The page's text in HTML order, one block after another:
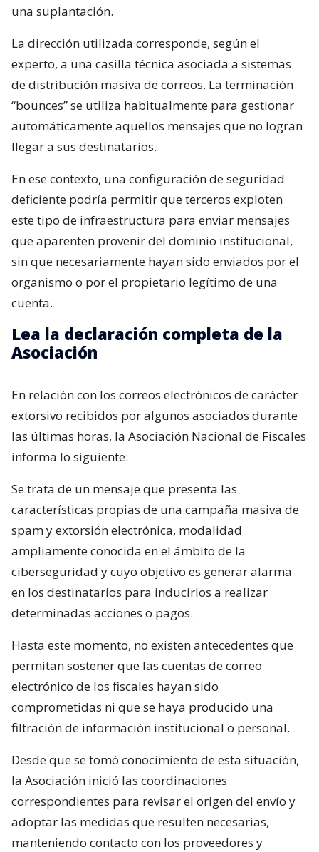
una suplantación.
La dirección utilizada corresponde, según el
experto, a una casilla técnica asociada a sistemas
de distribución masiva de correos. La terminación
“bounces” se utiliza habitualmente para gestionar
automáticamente aquellos mensajes que no logran
llegar a sus destinatarios.
En ese contexto, una configuración de seguridad
deficiente podría permitir que terceros exploten
este tipo de infraestructura para enviar mensajes
que aparenten provenir del dominio institucional,
sin que necesariamente hayan sido enviados por el
organismo o por el propietario legítimo de una
cuenta.
Lea la declaración completa de la
Asociación
En relación con los correos electrónicos de carácter
extorsivo recibidos por algunos asociados durante
las últimas horas, la Asociación Nacional de Fiscales
informa lo siguiente:
Se trata de un mensaje que presenta las
características propias de una campaña masiva de
spam y extorsión electrónica, modalidad
ampliamente conocida en el ámbito de la
ciberseguridad y cuyo objetivo es generar alarma
en los destinatarios para inducirlos a realizar
determinadas acciones o pagos.
Hasta este momento, no existen antecedentes que
permitan sostener que las cuentas de correo
electrónico de los fiscales hayan sido
comprometidas ni que se haya producido una
filtración de información institucional o personal.
Desde que se tomó conocimiento de esta situación,
la Asociación inició las coordinaciones
correspondientes para revisar el origen del envío y
adoptar las medidas que resulten necesarias,
manteniendo contacto con los proveedores y